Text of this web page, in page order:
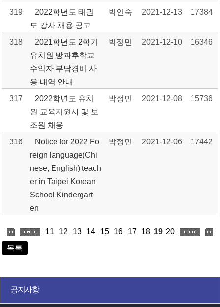
319
2022학년도 태권
도 강사 채용 공고
박인숙 2021-12-13 17384
318
2021학년도 2학기
유치원 방과후학교
수익자 부담경비 사
용 내역 안내
박정민 2021-12-10 16346
317
2022학년도 유치
원 교육지원사 및 보
조원 채용
박정민 2021-12-08 15736
316
Notice for 2022 Fo
reign language(Chi
nese, English) teach
er in Taipei Korean
School Kindergart
en
박정민 2021-12-06 17442
11 12 13 14 15 16 17 18 19 20
목록
공지사항